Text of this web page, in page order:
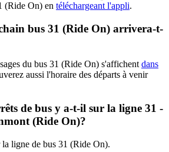
(Ride On) en téléchargeant l'appli.
bus 31 (Ride On) arrivera-t-
du bus 31 (Ride On) s'affichent dans
aussi l'horaire des départs à venir
de bus y a-t-il sur la ligne 31 -
(Ride On)?
ligne de bus 31 (Ride On).